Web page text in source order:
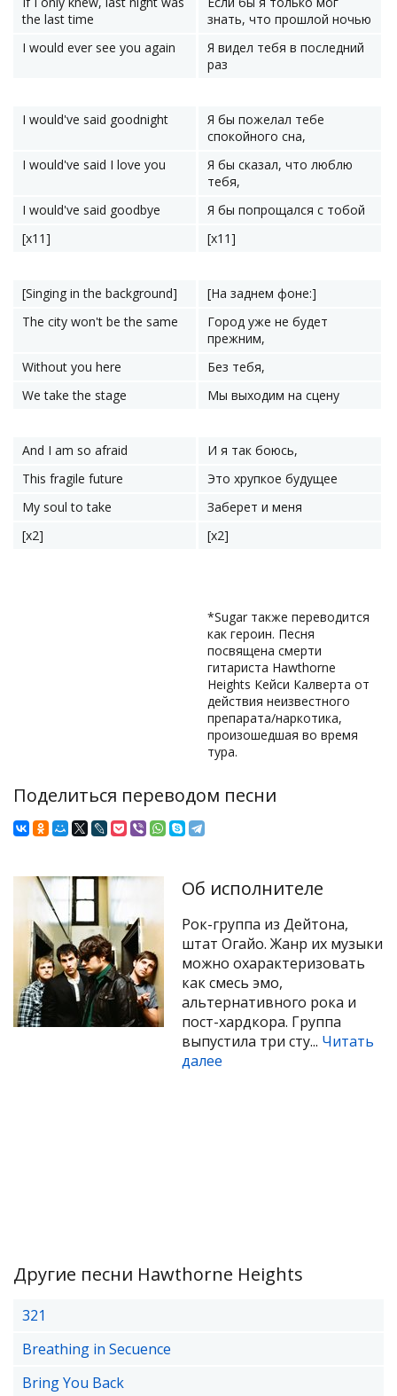
the last time
знать, что прошлой ночью
I would ever see you again
Я видел тебя в последний
раз
I would've said goodnight
Я бы пожелал тебе
спокойного сна,
I would've said I love you
Я бы сказал, что люблю
тебя,
I would've said goodbye
Я бы попрощался с тобой
[x11]
[x11]
[Singing in the background]
[На заднем фоне:]
The city won't be the same
Город уже не будет
прежним,
Without you here
Без тебя,
We take the stage
Мы выходим на сцену
And I am so afraid
И я так боюсь,
This fragile future
Это хрупкое будущее
My soul to take
Заберет и меня
[x2]
[x2]
*Sugar также переводится
как героин. Песня
посвящена смерти
гитариста Hawthorne
Heights Кейси Калверта от
действия неизвестного
препарата/наркотика,
произошедшая во время
тура.
Поделиться переводом песни
Об исполнителе
Рок-группа из Дейтона,
штат Огайо. Жанр их музыки
можно охарактеризовать
как смесь эмо,
альтернативного рока и
пост-хардкора. Группа
выпустила три сту... Читать
далее
Другие песни Hawthorne Heights
321
Breathing in Secuence
Bring You Back